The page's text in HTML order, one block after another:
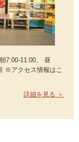
7:00-11:00、 昼
※アクセス情報はこ
詳細を見る ＞